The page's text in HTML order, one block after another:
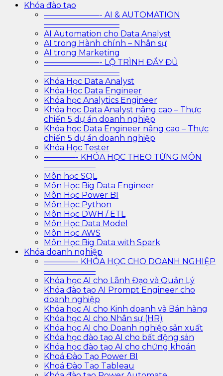
Khóa đào tạo
———————- AI & AUTOMATION
—————————–
AI Automation cho Data Analyst
AI trong Hành chính – Nhân sự
AI trong Marketing
———————- LỘ TRÌNH ĐẦY ĐỦ
—————————–
Khóa Học Data Analyst
Khóa Học Data Engineer
Khóa học Analytics Engineer
Khóa học Data Analyst nâng cao – Thực
chiến 5 dự án doanh nghiệp
Khóa học Data Engineer nâng cao – Thực
chiến 5 dự án doanh nghiệp
Khóa Học Tester
————- KHÓA HỌC THEO TỪNG MÔN
——————–
Môn học SQL
Môn Học Big Data Engineer
Môn Học Power BI
Môn Học Python
Môn Học DWH / ETL
Môn Học Data Model
Môn Học AWS
Môn Học Big Data with Spark
Khóa doanh nghiệp
————- KHÓA HỌC CHO DOANH NGHIỆP
——————–
Khóa học AI cho Lãnh Đạo và Quản Lý
Khóa đào tạo AI Prompt Engineer cho
doanh nghiệp
Khóa học AI cho Kinh doanh và Bán hàng
Khóa học AI cho Nhân sự (HR)
Khóa học AI cho Doanh nghiệp sản xuất
Khóa học đào tạo AI cho bất động sản
Khóa học đào tạo AI cho chứng khoán
Khoá Đào Tạo Power BI
Khoá Đào Tạo Tableau